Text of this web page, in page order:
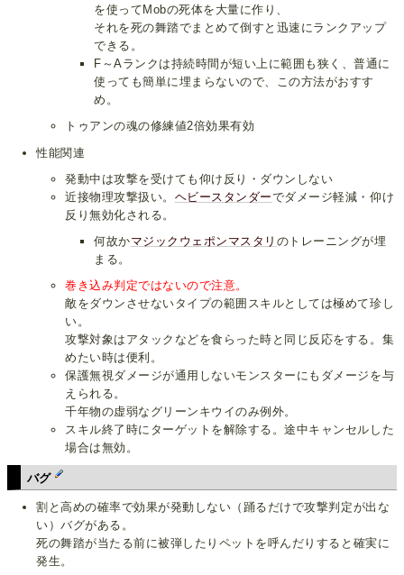
を使ってMobの死体を大量に作り、
それを死の舞踏でまとめて倒すと迅速にランクアップ
できる。
F～Aランクは持続時間が短い上に範囲も狭く、普通に
使っても簡単に埋まらないので、この方法がおすす
め。
トゥアンの魂の修練値2倍効果有効
性能関連
発動中は攻撃を受けても仰け反り・ダウンしない
近接物理攻撃扱い。 ヘビースタンダーでダメージ軽減・仰け
反り無効化される。
何故かマジックウェポンマスタリ のトレーニングが埋
まる。
巻き込み判定ではないので注意。
敵をダウンさせないタイプの範囲スキルとしては極めて珍し
い。
攻撃対象はアタックなどを食らった時と同じ反応をする。集
めたい時は便利。
保護無視ダメージが通用しないモンスターにもダメージを与
えられる。
千年物の虚弱なグリーンキウイのみ例外。
スキル終了時にターゲットを解除する。途中キャンセルした
場合は無効。
バグ
割と高めの確率で効果が発動しない（踊るだけで攻撃判定が出な
い）バグがある。
死の舞踏が当たる前に被弾したりペットを呼んだりすると確実に
発生。